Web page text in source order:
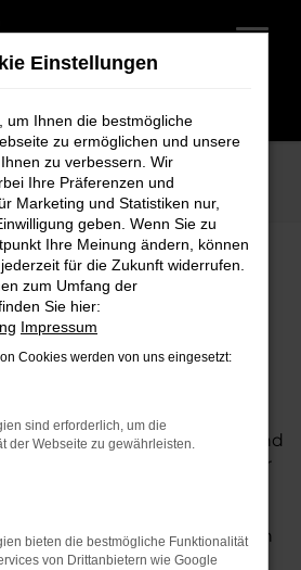
VW VW Arteon
VW Arteon
Koch - Ihr VW Autohaus
bei
- Ihr VW Autohaus
VW Arteon ist die perfekte
und gut
suchen. Mit einem
uns fahren Sie ein
einem attraktiven Preis – und
Qualität verlassen. Als Ihr
Bremerhaven und
wir Ihnen nicht nur
sondern auch einen
Unsere erfahrenenBerater
Einstellungen
um Ihnen die bestmögliche
zu ermöglichen und unsere
zu verbessern. Wir
Ihre Präferenzen und
Marketing und Statistiken nur,
geben. Wenn Sie zu
Ihre Meinung ändern, können
für die Zukunft widerrufen.
zum Umfang der
Sie hier:
Impressum
Cookies werden von uns eingesetzt:
sind erforderlich, um die
der Webseite zu gewährleisten.
bieten die bestmögliche Funktionalität
von Drittanbietern wie Google